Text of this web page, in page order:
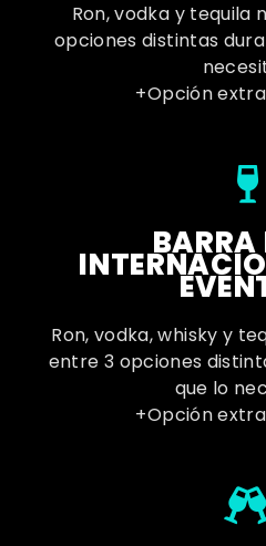
Ron, vodka y tequila
opciones distintas
+Opción
BARRA
Ron, vodka, whisky y
entre 3 opciones
que lo
+Opción